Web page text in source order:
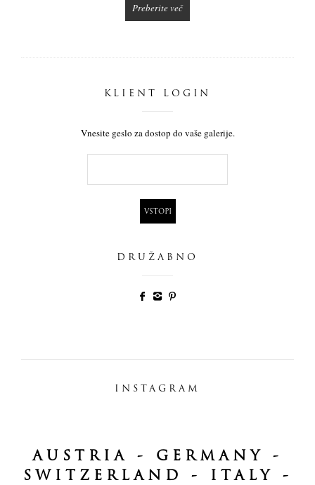
Preberite več
KLIENT LOGIN
Vnesite geslo za dostop do vaše galerije.
DRUŽABNO
INSTAGRAM
AUSTRIA - GERMANY -
SWITZERLAND - ITALY -